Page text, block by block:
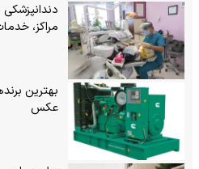
دندانپزشکی
مراکز،
بهترین
عکس